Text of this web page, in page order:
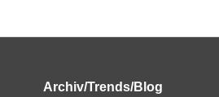
Archiv/Trends/Blog